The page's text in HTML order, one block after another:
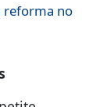
reforma no